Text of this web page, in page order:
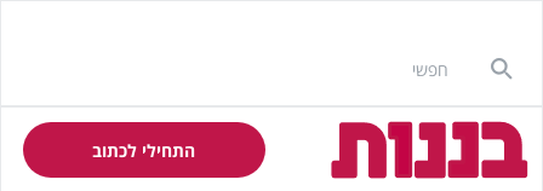
התחילי לכתוב